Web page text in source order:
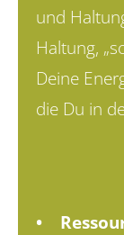
und
Haltung,
Deine
die Du in
•